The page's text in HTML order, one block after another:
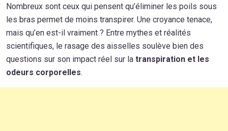
Nombreux sont ceux qui pensent qu’éliminer les poils sous
les bras permet de moins transpirer. Une croyance tenace,
mais qu’en est-il vraiment ? Entre mythes et réalités
scientifiques, le rasage des aisselles soulève bien des
questions sur son impact réel sur la transpiration et les
odeurs corporelles.